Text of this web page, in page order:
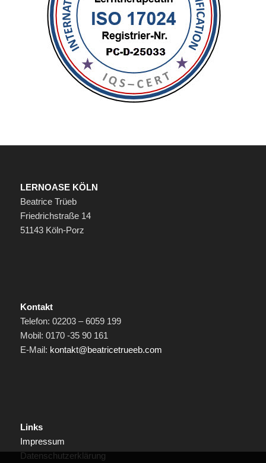
LERNOASE KÖLN
Beatrice Trüeb
Friedrichstraße 14
51143 Köln-Porz
Kontakt
Telefon: 02203 – 6059 199
Mobil: 0170 -35 90 161
E-Mail: kontakt@beatricetrueeb.com
Links
Impressum
Datenschutzerklärung